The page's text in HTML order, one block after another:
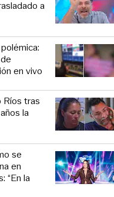
a
en vivo
Ríos tras
la
se
en
“En la